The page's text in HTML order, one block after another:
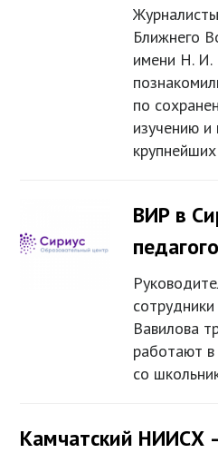
Ближнего
имени Н. И.
по
изучению
ВИР в
Вавилова
работают в
со
Камчатский НИИСХ